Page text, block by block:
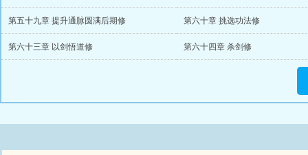
第五十九章 提升通脉圆满后期修 第六十章 挑选功法修
第六十三章 以剑悟道修 第六十四章 杀剑修